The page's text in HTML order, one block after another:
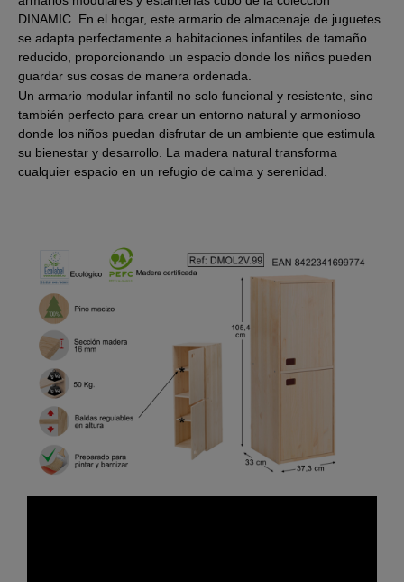
DINAMIC. En el hogar, este armario de almacenaje de juguetes
se adapta perfectamente a habitaciones infantiles de tamaño
reducido, proporcionando un espacio donde los niños pueden
guardar sus cosas de manera ordenada.
Un armario modular infantil no solo funcional y resistente, sino
también perfecto para crear un entorno natural y armonioso
donde los niños puedan disfrutar de un ambiente que estimula
su bienestar y desarrollo. La madera natural transforma
cualquier espacio en un refugio de calma y serenidad.